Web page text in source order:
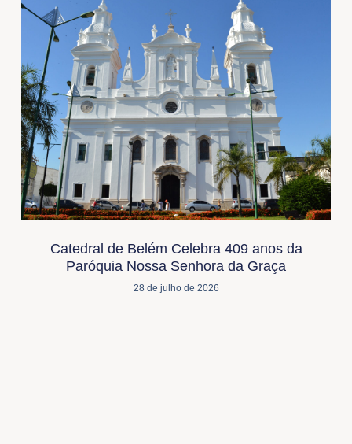
Catedral de Belém Celebra 409 anos da
Paróquia Nossa Senhora da Graça
28 de julho de 2026